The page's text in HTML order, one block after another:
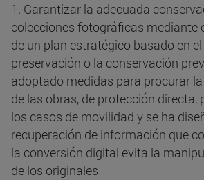
1. Garantizar la adecuada
colecciones fotográficas mediante
de un plan estratégico basado en
preservación o la conservación
adoptado medidas para procurar
de las obras, de protección directa,
los casos de movilidad y se ha
recuperación de información que
la conversión digital evita la
de los originales